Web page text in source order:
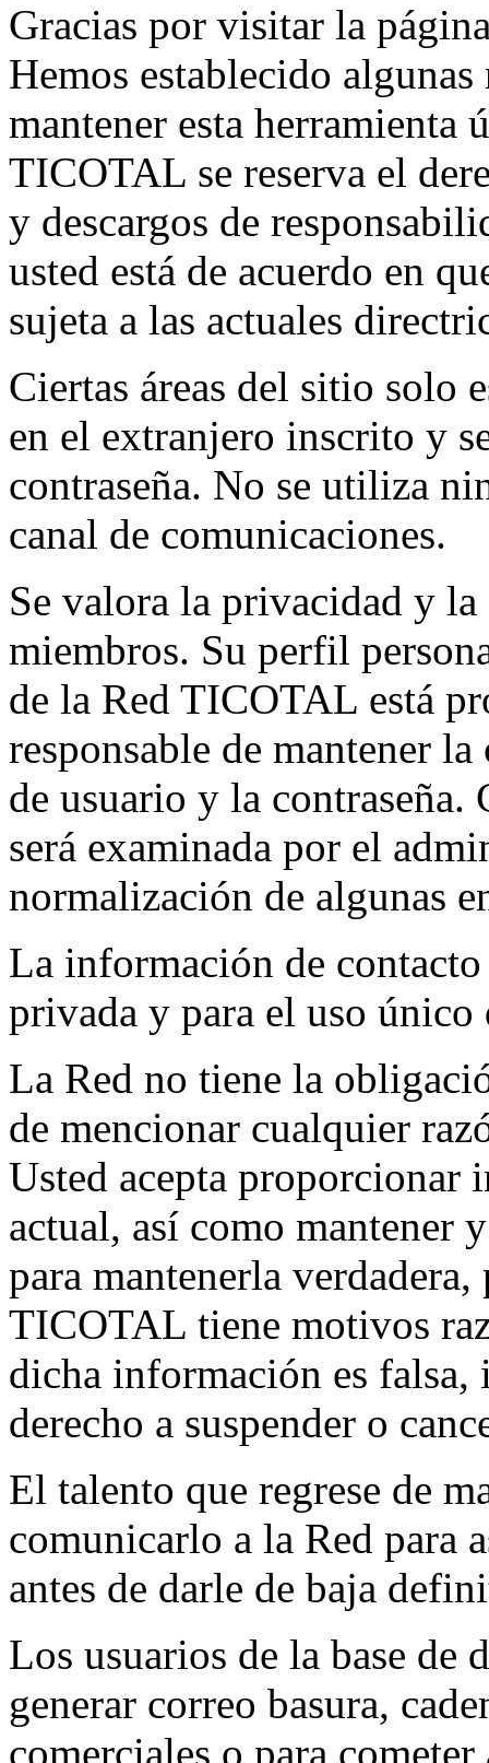
Gracias por visitar la
Hemos establecido
mantener esta herramienta
TICOTAL se reserva el
y descargos de
usted está de acuerdo en
sujeta a las actuales
Ciertas áreas del sitio solo
en el extranjero inscrito y
contraseña. No se utiliza
canal de comunicaciones.
Se valora la privacidad y
miembros. Su perfil
de la Red TICOTAL está
responsable de mantener
de usuario y la
será examinada por el
normalización de algunas
La información de
privada y para el uso
La Red no tiene la
de mencionar cualquier
Usted acepta proporcionar
actual, así como mantener
para mantenerla
TICOTAL tiene motivos
dicha información es falsa,
derecho a suspender o
El talento que regrese de
comunicarlo a la Red para
antes de darle de baja
Los usuarios de la base de
generar correo basura,
comerciales o para